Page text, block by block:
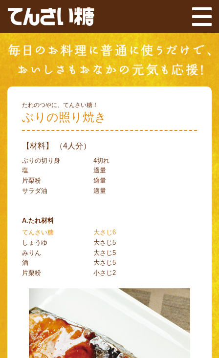
たれのつやに、てんさい糖！
ぶりの照り焼き
【材料】 （4人分）
ぶりの切り身
4切れ
塩
適量
片栗粉
適量
サラダ油
適量
A.たれ材料
てんさい糖
大さじ6
しょうゆ
大さじ5
みりん
大さじ5
酒
大さじ5
片栗粉
小さじ2